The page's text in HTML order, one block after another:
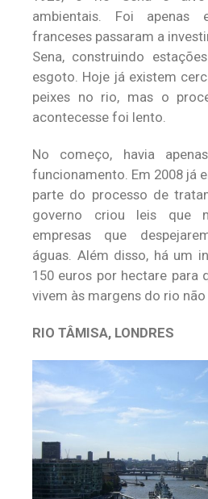
ambientais. Foi
franceses passaram a
Sena, construindo
esgoto. Hoje já existem
peixes no rio, mas o
acontecesse foi lento.
No começo, havia
funcionamento. Em 2008 já
parte do processo de
governo criou leis que
empresas que
águas. Além disso, há um
150 euros por hectare para
vivem às margens do rio não
RIO TÂMISA, LONDRES